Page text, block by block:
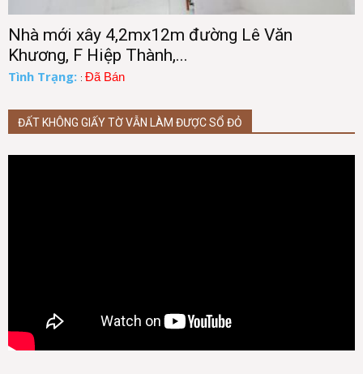
Nhà mới xây 4,2mx12m đường Lê Văn
Khương, F Hiệp Thành,...
Tình Trạng: : Đã Bán
ĐẤT KHÔNG GIẤY TỜ VẪN LÀM ĐƯỢC SỔ ĐỎ